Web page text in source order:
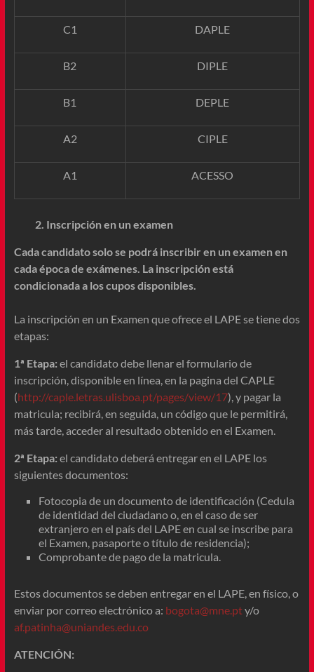
C1 DAPLE
B2 DIPLE
B1 DEPLE
A2 CIPLE
A1 ACESSO
2. Inscripción en un examen
Cada candidato solo se podrá inscribir en un examen en
cada época de exámenes. La inscripción está
condicionada a los cupos disponibles.
La inscripción en un Examen que ofrece el LAPE se tiene dos
etapas:
1ª Etapa: el candidato debe llenar el formulario de
inscripción, disponible en línea, en la pagina del CAPLE
(http://caple.letras.ulisboa.pt/pages/view/17), y pagar la
matricula; recibirá, en seguida, un código que le permitirá,
más tarde, acceder al resultado obtenido en el Examen.
2ª Etapa: el candidato deberá entregar en el LAPE los
siguientes documentos:
Fotocopia de un documento de identificación (Cedula
de identidad del ciudadano o, en el caso de ser
extranjero en el país del LAPE en cual se inscribe para
el Examen, pasaporte o título de residencia);
Comprobante de pago de la matricula.
Estos documentos se deben entregar en el LAPE, en físico, o
enviar por correo electrónico a: bogota@mne.pty/o
af.patinha@uniandes.edu.co
ATENCIÓN: